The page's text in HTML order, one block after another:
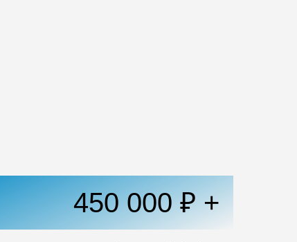
450 000 ₽ +